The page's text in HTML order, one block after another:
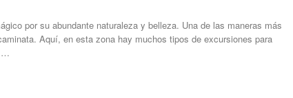
por su abundante naturaleza y belleza. Una de las maneras más
Aquí, en esta zona hay muchos tipos de excursiones para
…